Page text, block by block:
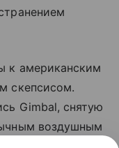
к американским
скепсисом.
Gimbal, снятую
воздушным